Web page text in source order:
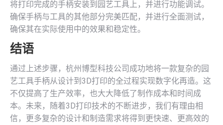
将打印完成的手柄安装到园艺工具上，并进行功能调试。
确保手柄与工具的其他部分完美匹配，并进行全面测试，
确保其在实际使用中的效果和稳定性。
结语
通过上述步骤，杭州博型科技公司成功地将一款复杂的园
艺工具手柄从设计到3D打印的全过程实现数字化再造。这
不仅提高了生产效率，也大大降低了制作成本和时间成
本。未来，随着3D打印技术的不断进步，我们有理由相
信，更多复杂的设计和制造需求将得到更快速、更高效的